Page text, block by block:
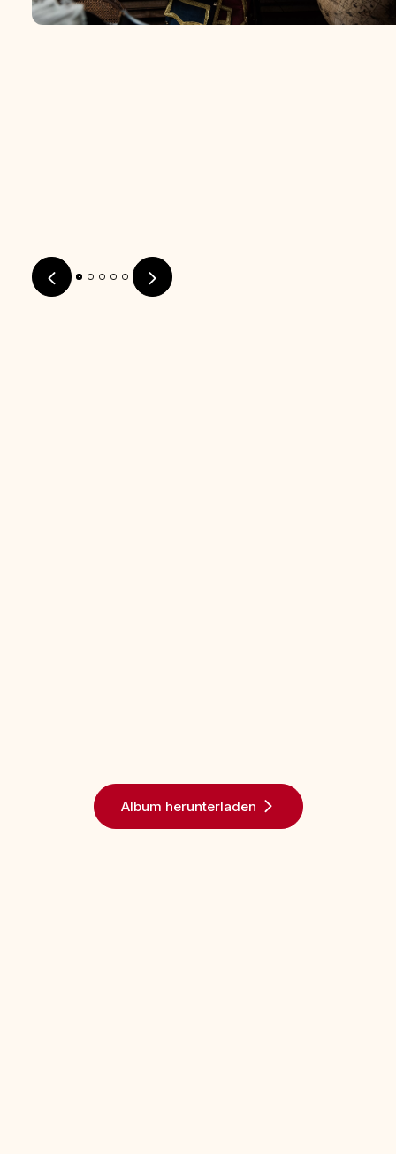
Foto herunterladen
Album herunterladen